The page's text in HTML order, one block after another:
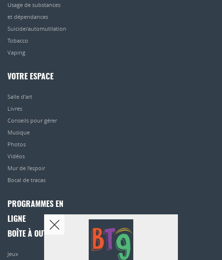
Usage de substances
et dépendances
Suicide/automutilation
Tobacco
Vaping
VOTRE ESPACE
Salle d’art
Livres
Conseils pour gérer
Musique
Photos
Vidéos
Mur de l’espoir
Bocal de tracas
PROGRAMMES EN
LIGNE
BOÎTE À OUTILS
Jeux